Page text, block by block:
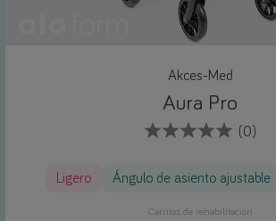
Akces-Med
Aura Pro
(0)
Ligero Ángulo de asiento ajustable
Carritos de rehabilitación